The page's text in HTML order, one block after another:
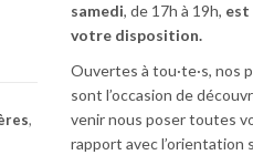
,
samedi, de 17h à 19h, est
votre disposition.
Ouvertes à tou·te·s, nos
sont l’occasion de
venir nous poser toutes
rapport avec l’orientation